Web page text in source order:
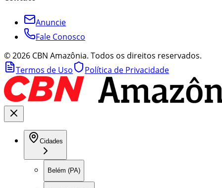
Anuncie
Fale Conosco
©2026 CBN Amazônia. Todos os direitos reservados.
Termos de Uso
Política de Privacidade
Cidades
Belém (PA)